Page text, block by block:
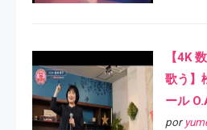
【4K
歌う】
ール
por